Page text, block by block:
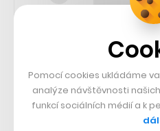
SLEDUJTE NÁS
Pomocí cookies ukládáme
analýze návštěvnosti
funkcí sociálních médií a k